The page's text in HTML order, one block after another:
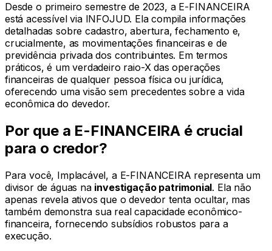
Desde o primeiro semestre de 2023, a E-FINANCEIRA
está acessível via INFOJUD. Ela compila informações
detalhadas sobre cadastro, abertura, fechamento e,
crucialmente, as movimentações financeiras e de
previdência privada dos contribuintes. Em termos
práticos, é um verdadeiro raio-X das operações
financeiras de qualquer pessoa física ou jurídica,
oferecendo uma visão sem precedentes sobre a vida
econômica do devedor.
Por que a E-FINANCEIRA é crucial
para o credor?
Para você, Implacável, a E-FINANCEIRA representa um
divisor de águas na investigação patrimonial. Ela não
apenas revela ativos que o devedor tenta ocultar, mas
também demonstra sua real capacidade econômico-
financeira, fornecendo subsídios robustos para a
execução.